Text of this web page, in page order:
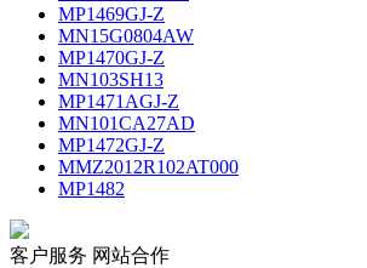
MP1469GJ-Z
MN15G0804AW
MP1470GJ-Z
MN103SH13
MP1471AGJ-Z
MN101CA27AD
MP1472GJ-Z
MMZ2012R102AT000
MP1482
客户服务 网站合作